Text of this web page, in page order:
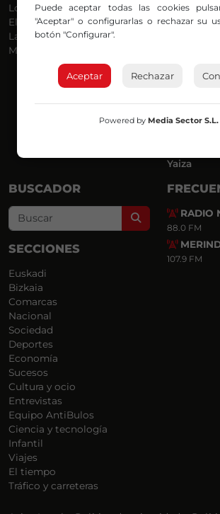
Locos por la Música
El Supermadrugador
La Mañana de Radio Nervión
Más Madrugada
Iker
Iñigo
Joseba
Mar y
Miguel
Yaiza
BUSCADOR
Search
SECCIONES
Euskadi
Bizkaia
Comarcas
Nacional
Sociedad
Deportes
Economía
Sucesos
Cultura y ocio
Entrevistas
Equipo AntiBulos
Ciencia y tecnología
Infantil
Viajes
El tiempo
Tráfico y carreteras
RADIO
88.0 FM
107.9 FM
Puede aceptar todas las cookies
"Aceptar" o configurarlas o rechazar su
botón "Configurar".
Aceptar Rechazar
Powered by Media Sector S.L.